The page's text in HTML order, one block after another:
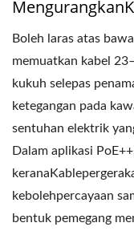
Boleh laras atas
memuatkan kabel
kukuh selepas
ketegangan pada
sentuhan elektrik
Dalam aplikasi
kebolehpercayaan
bentuk pemegang